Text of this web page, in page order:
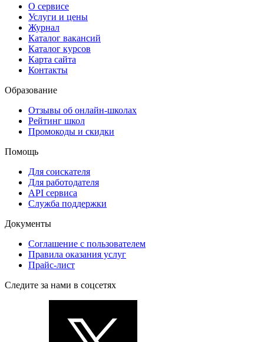
О сервисе
Услуги и цены
Журнал
Каталог вакансий
Каталог курсов
Карта сайта
Контакты
Образование
Отзывы об онлайн-школах
Рейтинг школ
Промокоды и скидки
Помощь
Для соискателя
Для работодателя
API сервиса
Служба поддержки
Документы
Соглашение с пользователем
Правила оказания услуг
Прайс-лист
Следите за нами в соцсетях